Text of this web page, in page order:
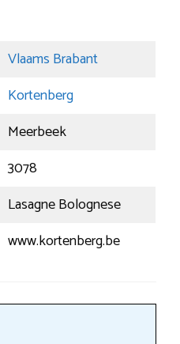
Vlaams Brabant
Kortenberg
Meerbeek
3078
Lasagne Bolognese
www.kortenberg.be